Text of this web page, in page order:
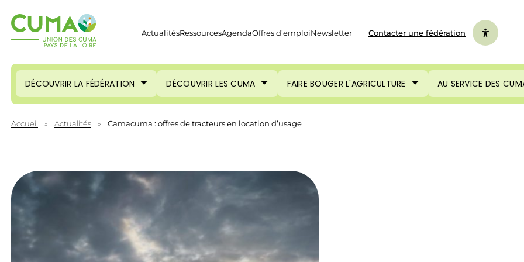
ActualitésRessourcesAgendaOffres d’emploiNewsletter Contacter une fédération
DÉCOUVRIR LA FÉDÉRATION DÉCOUVRIR LES CUMA FAIRE BOUGER L'AGRICULTURE AU SERVICE DES
Accueil » Actualités » Camacuma : offres de tracteurs en location d’usage